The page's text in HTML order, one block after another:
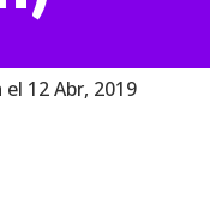
el 12 Abr, 2019